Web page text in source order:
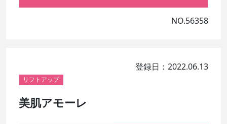
NO.56358
登録日：2022.06.13
リフトアップ
美肌アモーレ